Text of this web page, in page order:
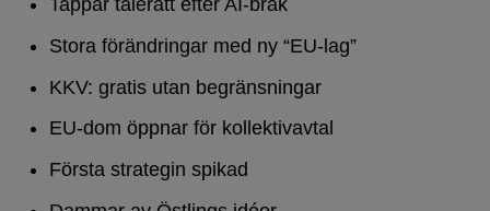
Tappar talerätt efter AI-bråk
Stora förändringar med ny “EU-lag”
KKV: gratis utan begränsningar
EU-dom öppnar för kollektivavtal
Första strategin spikad